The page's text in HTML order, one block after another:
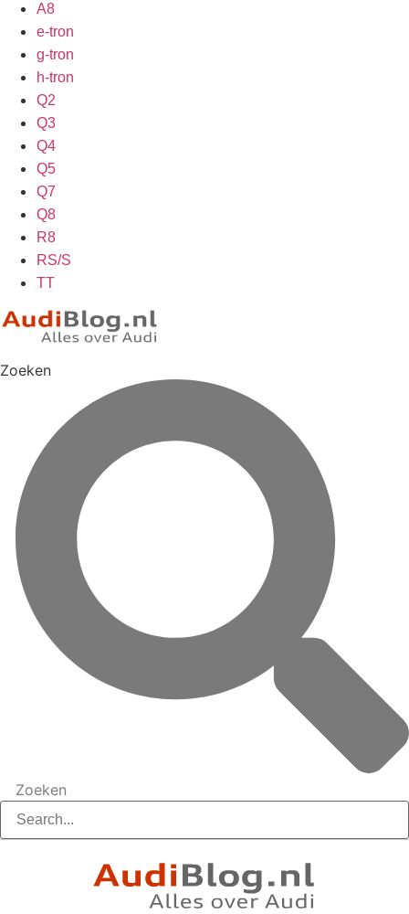
A8
e-tron
g-tron
h-tron
Q2
Q3
Q4
Q5
Q7
Q8
R8
RS/S
TT
Zoeken
Zoeken